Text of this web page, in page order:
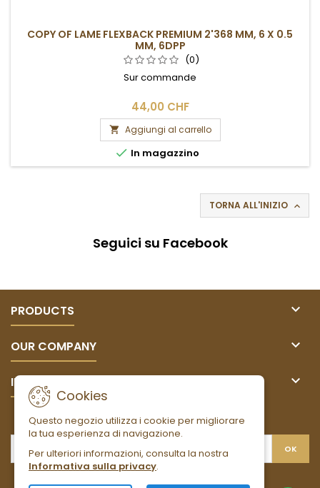
COPY OF LAME FLEXBACK PREMIUM 2'368 MM, 6 X 0.5
MM, 6DPP
(0)
Sur commande
44,00 CHF
 Aggiungi al carrello
 In magazzino
TORNA ALL'INIZIO 
Seguici su Facebook
PRODUCTS 
OUR COMPANY 
IL TUO ACCOUNT 
Cookies
Questo negozio utilizza i cookie per migliorare
la tua esperienza di navigazione.
Per ulteriori informazioni, consulta la nostra
Informativa sulla privacy.
NEWSLETTER